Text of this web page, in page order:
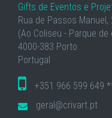
Gifts de Eventos e
Rua de Passos Manuel,
(Ao Coliseu - Parque
4000-383 Porto
Portugal
+351 966 599 649
geral@crivart.pt